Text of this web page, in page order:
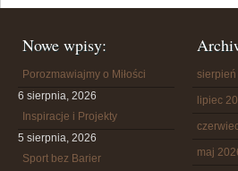
Nowe wpisy:
Porozmawiajmy o Miłości
6 sierpnia, 2026
Inspiracje i Projekty
5 sierpnia, 2026
Sport bez Barier
sierpień
lipiec
maj